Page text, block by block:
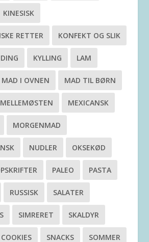
KINESISK
RETTER KONFEKT OG SLIK
KYLLING LAM
MAD I OVNEN MAD TIL BØRN
MELLEMØSTEN MEXICANSK
MORGENMAD
NUDLER OKSEKØD
PALEO PASTA
RUSSISK SALATER
SIMRERET SKALDYR
SNACKS SOMMER